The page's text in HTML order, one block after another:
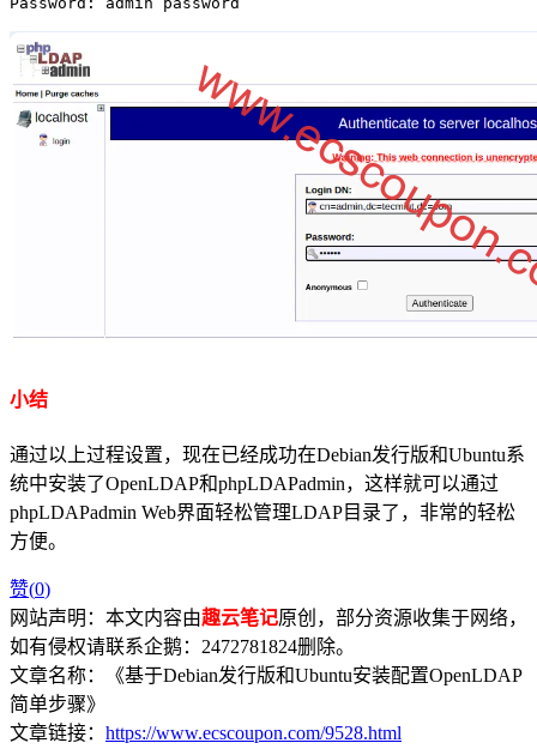
小结
通过以上过程设置，现在已经成功在Debian发行版和Ubuntu系
统中安装了OpenLDAP和phpLDAPadmin，这样就可以通过
phpLDAPadmin Web界面轻松管理LDAP目录了，非常的轻松
方便。
赞(0)
网站声明：本文内容由趣云笔记原创，部分资源收集于网络，
如有侵权请联系企鹅：2472781824删除。
文章名称：《基于Debian发行版和Ubuntu安装配置OpenLDAP
简单步骤》
文章链接： https://www.ecscoupon.com/9528.html